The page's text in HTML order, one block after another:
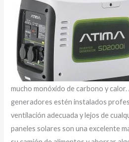
mucho monóxido de carbono y calor.
generadores estén instalados
ventilación adecuada y lejos de
paneles solares son una excelente